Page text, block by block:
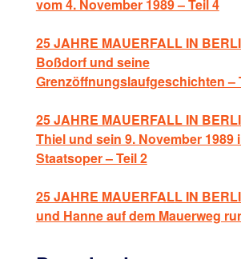
vom 4. November 1989 – Teil 4
25 JAHRE MAUERFALL IN
Boßdorf und seine
Grenzöffnungslaufgeschichten –
25 JAHRE MAUERFALL IN
Thiel und sein 9. November 1989
Staatsoper – Teil 2
25 JAHRE MAUERFALL IN
und Hanne auf dem Mauerweg